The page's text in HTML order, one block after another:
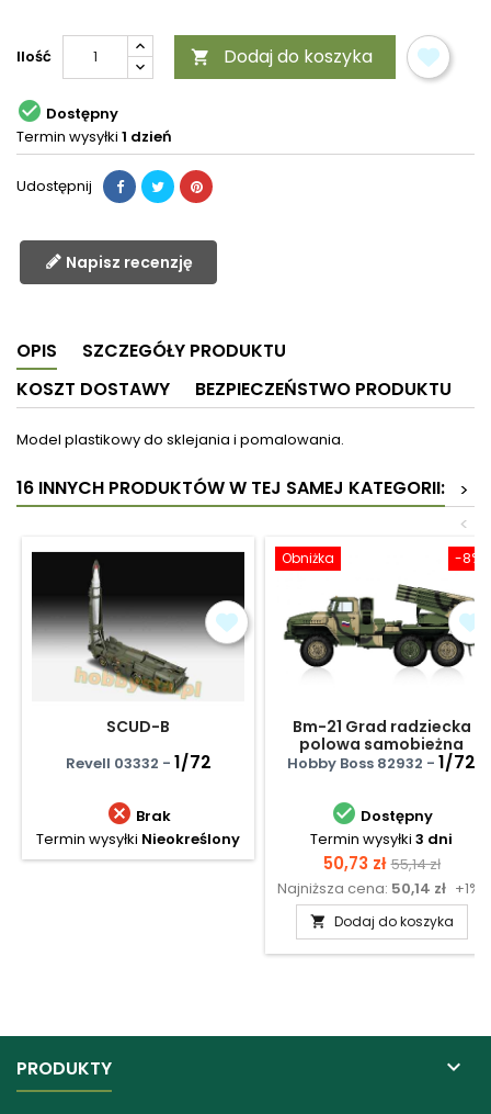
Ilość  Dodaj do koszyka
 Dostępny
Termin wysyłki 1 dzień
Udostępnij
Napisz recenzję
OPIS
SZCZEGÓŁY PRODUKTU
KOSZT DOSTAWY
BEZPIECZEŃSTWO PRODUKTU
Model plastikowy do sklejania i pomalowania.
16 INNYCH PRODUKTÓW W TEJ SAMEJ KATEGORII:
>
<
SCUD-B
Revell 03332 - 1/72
 Brak
Termin wysyłki Nieokreślony
-8%
Obniżka
Bm-21 Grad radziecka
polowa samobieżna
wieloprowadnicowa
wyrzutnia rakietowa
Hobby Boss 82932 - 1/72
 Dostępny
Termin wysyłki 3 dni
Cena
50,73 zł Cena
55,14 zł
Najniższa cena: 50,14 zł +1%
 Dodaj do koszyka
PRODUKTY 